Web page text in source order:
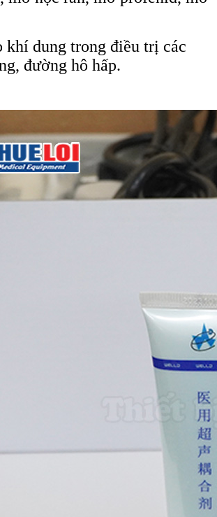
khí dung trong điều trị các
đường hô hấp.